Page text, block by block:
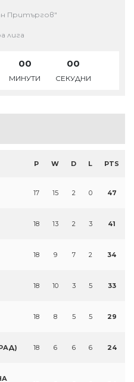
Притъргов"
лига
00
МИНУТИ
00
СЕКУДНИ
P W D L PTS
17 15 2 0 47
18 13 2 3 41
18 9 7 2 34
18 10 3 5 33
18 8 5 5 29
18 6 6 6 24